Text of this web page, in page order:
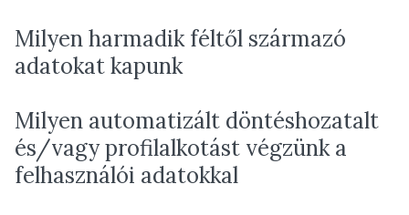
Milyen harmadik féltől származó
adatokat kapunk
Milyen automatizált döntéshozatalt
és/vagy profilalkotást végzünk a
felhasználói adatokkal